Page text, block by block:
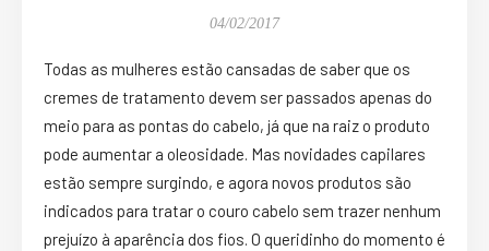
04/02/2017
Todas as mulheres estão cansadas de saber que os
cremes de tratamento devem ser passados apenas do
meio para as pontas do cabelo, já que na raiz o produto
pode aumentar a oleosidade. Mas novidades capilares
estão sempre surgindo, e agora novos produtos são
indicados para tratar o couro cabelo sem trazer nenhum
prejuízo à aparência dos fios. O queridinho do momento é